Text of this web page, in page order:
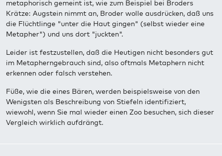
metaphorisch gemeint ist, wie zum Beispiel bei Broders
Krätze: Augstein nimmt an, Broder wolle ausdrücken, daß uns
die Flüchtlinge "unter die Haut gingen" (selbst wieder eine
Metapher") und uns dort "juckten".
Leider ist festzustellen, daß die Heutigen nicht besonders gut
im Metapherngebrauch sind, also oftmals Metaphern nicht
erkennen oder falsch verstehen.
Füße, wie die eines Bären, werden beispielsweise von den
Wenigsten als Beschreibung von Stiefeln identifiziert,
wiewohl, wenn Sie mal wieder einen Zoo besuchen, sich dieser
Vergleich wirklich aufdrängt.